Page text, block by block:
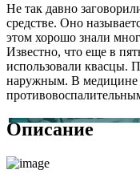
Не так давно
средстве. Оно
этом хорошо знали
Известно, что еще в
использовали квасцы.
наружным. В медицине
Описание